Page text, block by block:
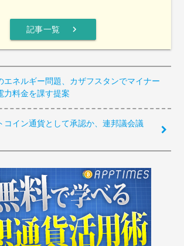
記事一覧 chevron_right
エネルギー問題、カザフスタンでマイナー
力料金を課す提案
コイン通貨として承認か、連邦議会議